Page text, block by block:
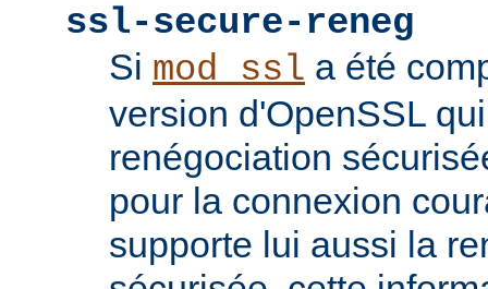
ssl-secure-reneg
Si mod_ssl a été
version d'OpenSSL
renégociation
pour la connexion
supporte lui aussi la